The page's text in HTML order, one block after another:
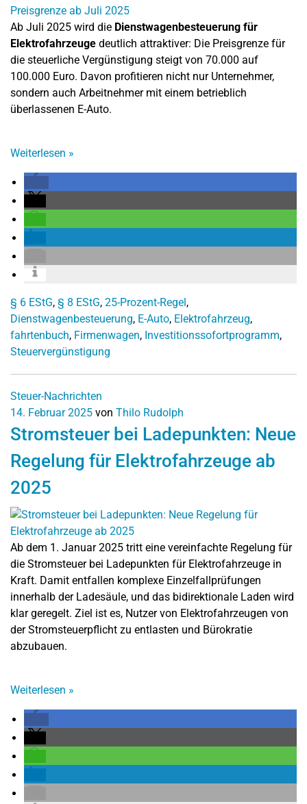
Ab Juli 2025 wird die Dienstwagenbesteuerung für
Elektrofahrzeuge deutlich attraktiver: Die Preisgrenze für
die steuerliche Vergünstigung steigt von 70.000 auf
100.000 Euro. Davon profitieren nicht nur Unternehmer,
sondern auch Arbeitnehmer mit einem betrieblich
überlassenen E-Auto.
Weiterlesen »
§ 6 EStG, § 8 EStG, 25-Prozent-Regel,
Dienstwagenbesteuerung, E-Auto, Elektrofahrzeug,
fahrtenbuch, Firmenwagen, Investitionssofortprogramm,
Steuervergünstigung
Steuer-Nachrichten
14. Februar 2025 von Thilo Rudolph
Stromsteuer bei Ladepunkten: Neue
Regelung für Elektrofahrzeuge ab
2025
Ab dem 1. Januar 2025 tritt eine vereinfachte Regelung für
die Stromsteuer bei Ladepunkten für Elektrofahrzeuge in
Kraft. Damit entfallen komplexe Einzelfallprüfungen
innerhalb der Ladesäule, und das bidirektionale Laden wird
klar geregelt. Ziel ist es, Nutzer von Elektrofahrzeugen von
der Stromsteuerpflicht zu entlasten und Bürokratie
abzubauen.
Weiterlesen »